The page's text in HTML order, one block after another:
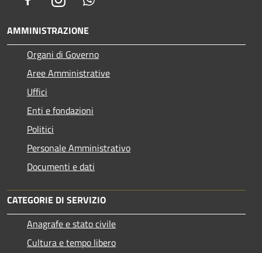
AMMINISTRAZIONE
Organi di Governo
Aree Amministrative
Uffici
Enti e fondazioni
Politici
Personale Amministrativo
Documenti e dati
CATEGORIE DI SERVIZIO
Anagrafe e stato civile
Cultura e tempo libero